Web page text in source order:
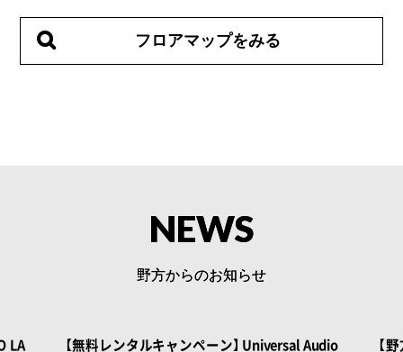
フロアマップをみる
NEWS
野方からのお知らせ
LA
【無料レンタルキャンペーン】 Universal Audio
【